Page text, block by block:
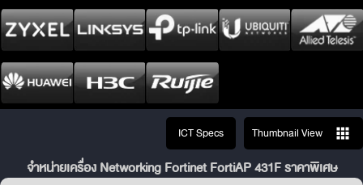
ICT Specs Thumbnail View
จำหน่ายเครื่อง Networking Fortinet FortiAP 431F ราคาพิเศษ